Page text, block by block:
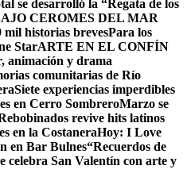
se desarrolló la “Regata de los
CEROMES DEL MAR
mil historias brevesPara los
StarARTE EN EL CONFÍN
animación y drama
comunitarias de Río
Siete experiencias imperdibles
en Cerro SombreroMarzo se
revive hits latinos
en la CostaneraHoy: I Love
en Bar Bulnes“Recuerdos de
celebra San Valentín con arte y